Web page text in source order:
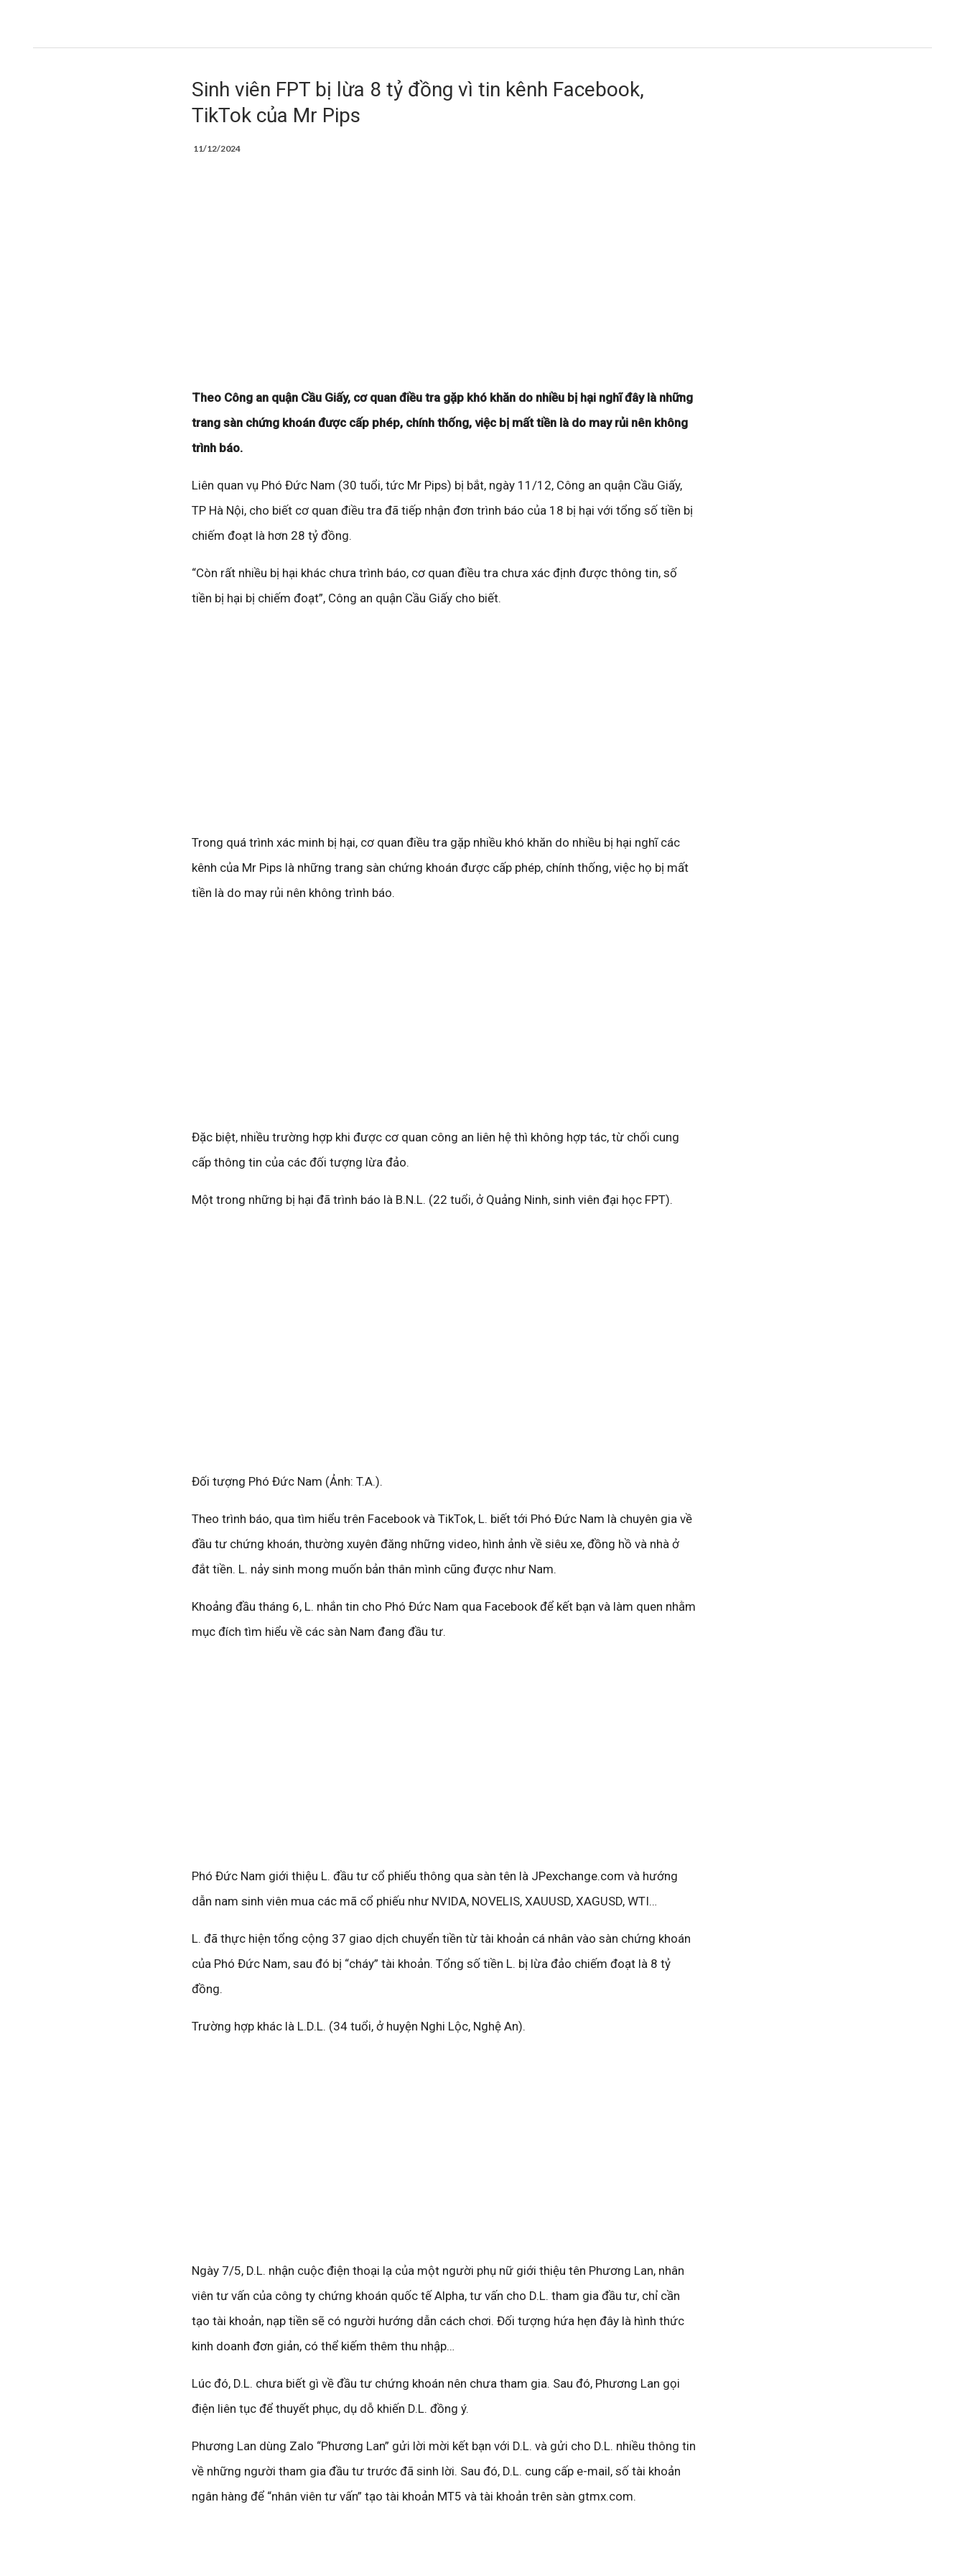
Sinh viên FPT bị lừa 8 tỷ đồng vì tin kênh Facebook,
TikTok của Mr Pips
11/12/2024
Theo Công an quận Cầu Giấy, cơ quan điều tra gặp khó khăn do nhiều bị hại nghĩ đây là những
trang sàn chứng khoán được cấp phép, chính thống, việc bị mất tiền là do may rủi nên không
trình báo.
Liên quan vụ Phó Đức Nam (30 tuổi, tức Mr Pips) bị bắt, ngày 11/12, Công an quận Cầu Giấy,
TP Hà Nội, cho biết cơ quan điều tra đã tiếp nhận đơn trình báo của 18 bị hại với tổng số tiền bị
chiếm đoạt là hơn 28 tỷ đồng.
“Còn rất nhiều bị hại khác chưa trình báo, cơ quan điều tra chưa xác định được thông tin, số
tiền bị hại bị chiếm đoạt”, Công an quận Cầu Giấy cho biết.
Trong quá trình xác minh bị hại, cơ quan điều tra gặp nhiều khó khăn do nhiều bị hại nghĩ các
kênh của Mr Pips là những trang sàn chứng khoán được cấp phép, chính thống, việc họ bị mất
tiền là do may rủi nên không trình báo.
Đặc biệt, nhiều trường hợp khi được cơ quan công an liên hệ thì không hợp tác, từ chối cung
cấp thông tin của các đối tượng lừa đảo.
Một trong những bị hại đã trình báo là B.N.L. (22 tuổi, ở Quảng Ninh, sinh viên đại học FPT).
Đối tượng Phó Đức Nam (Ảnh: T.A.).
Theo trình báo, qua tìm hiểu trên Facebook và TikTok, L. biết tới Phó Đức Nam là chuyên gia về
đầu tư chứng khoán, thường xuyên đăng những video, hình ảnh về siêu xe, đồng hồ và nhà ở
đắt tiền. L. nảy sinh mong muốn bản thân mình cũng được như Nam.
Khoảng đầu tháng 6, L. nhắn tin cho Phó Đức Nam qua Facebook để kết bạn và làm quen nhằm
mục đích tìm hiểu về các sàn Nam đang đầu tư.
Phó Đức Nam giới thiệu L. đầu tư cổ phiếu thông qua sàn tên là JPexchange.com và hướng
dẫn nam sinh viên mua các mã cổ phiếu như NVIDA, NOVELIS, XAUUSD, XAGUSD, WTI…
L. đã thực hiện tổng cộng 37 giao dịch chuyển tiền từ tài khoản cá nhân vào sàn chứng khoán
của Phó Đức Nam, sau đó bị “cháy” tài khoản. Tổng số tiền L. bị lừa đảo chiếm đoạt là 8 tỷ
đồng.
Trường hợp khác là L.D.L. (34 tuổi, ở huyện Nghi Lộc, Nghệ An).
Ngày 7/5, D.L. nhận cuộc điện thoại lạ của một người phụ nữ giới thiệu tên Phương Lan, nhân
viên tư vấn của công ty chứng khoán quốc tế Alpha, tư vấn cho D.L. tham gia đầu tư, chỉ cần
tạo tài khoản, nạp tiền sẽ có người hướng dẫn cách chơi. Đối tượng hứa hẹn đây là hình thức
kinh doanh đơn giản, có thể kiếm thêm thu nhập…
Lúc đó, D.L. chưa biết gì về đầu tư chứng khoán nên chưa tham gia. Sau đó, Phương Lan gọi
điện liên tục để thuyết phục, dụ dỗ khiến D.L. đồng ý.
Phương Lan dùng Zalo “Phương Lan” gửi lời mời kết bạn với D.L. và gửi cho D.L. nhiều thông tin
về những người tham gia đầu tư trước đã sinh lời. Sau đó, D.L. cung cấp e-mail, số tài khoản
ngân hàng để “nhân viên tư vấn” tạo tài khoản MT5 và tài khoản trên sàn gtmx.com.